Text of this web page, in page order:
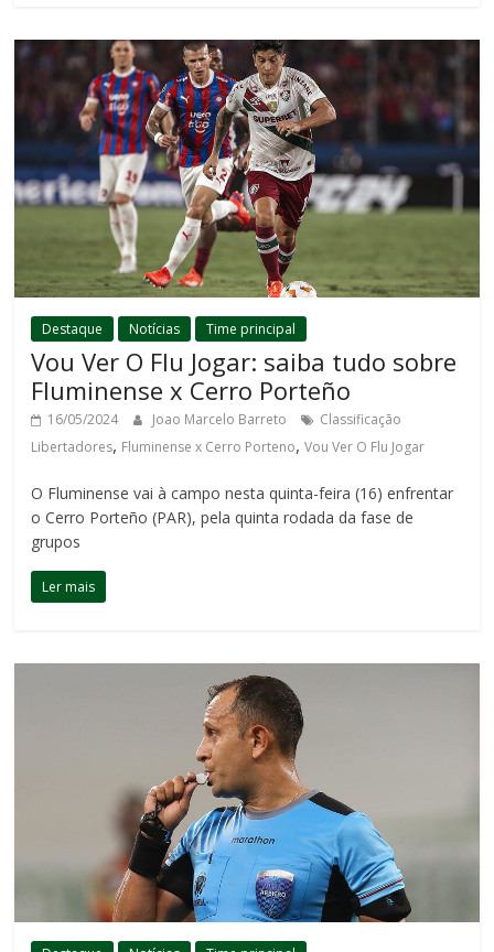
Destaque Notícias Time principal
Vou Ver O Flu Jogar: saiba tudo sobre
Fluminense x Cerro Porteño
16/05/2024 Joao Marcelo Barreto
Classificação
Libertadores, Fluminense x Cerro Porteno,Vou Ver O Flu Jogar
O Fluminense vai à campo nesta quinta-feira (16) enfrentar
o Cerro Porteño (PAR), pela quinta rodada da fase de
grupos
Ler mais